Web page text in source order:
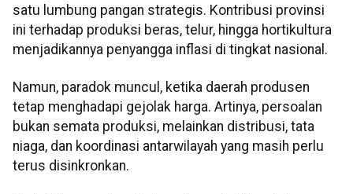
satu lumbung pangan strategis. Kontribusi provinsi
ini terhadap produksi beras, telur, hingga hortikultura
menjadikannya penyangga inflasi di tingkat nasional.
Namun, paradok muncul, ketika daerah produsen
tetap menghadapi gejolak harga. Artinya, persoalan
bukan semata produksi, melainkan distribusi, tata
niaga, dan koordinasi antarwilayah yang masih perlu
terus disinkronkan.